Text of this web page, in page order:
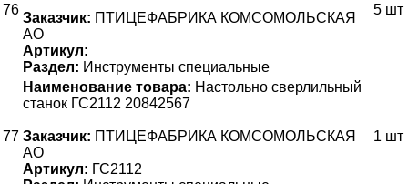
76
Заказчик: ПТИЦЕФАБРИКА КОМСОМОЛЬСКАЯ
АО
Артикул:
Раздел: Инструменты специальные
5 шт
77
Наименование товара: Настольно сверлильный
станок ГС2112 20842567
Заказчик: ПТИЦЕФАБРИКА КОМСОМОЛЬСКАЯ
АО
Артикул: ГС2112
1 шт